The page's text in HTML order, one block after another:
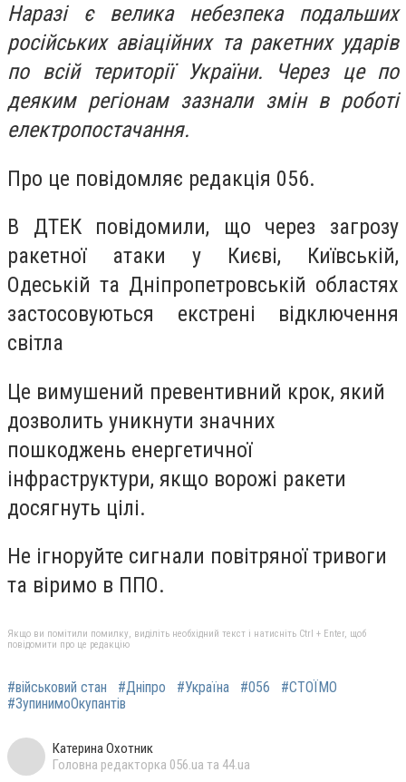
Наразі є велика небезпека подальших
російських авіаційних та ракетних ударів
по всій території України. Через це по
деяким регіонам зазнали змін в роботі
електропостачання.
Про це повідомляє редакція 056.
В ДТЕК повідомили, що через загрозу
ракетної атаки у Києві, Київській,
Одеській та Дніпропетровській областях
застосовуються екстрені відключення
світла
Це вимушений превентивний крок, який
дозволить уникнути значних
пошкоджень енергетичної
інфраструктури, якщо ворожі ракети
досягнуть цілі.
Не ігноруйте сигнали повітряної тривоги
та віримо в ППО.
Якщо ви помітили помилку, виділіть необхідний текст і натисніть Ctrl + Enter, щоб
повідомити про це редакцію
#військовий стан #Дніпро #Україна #056
#СТОЇМО
#ЗупинимоОкупантів
Катерина Охотник
Головна редакторка 056.ua та 44.ua